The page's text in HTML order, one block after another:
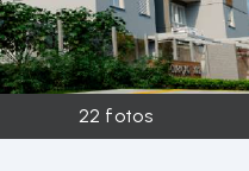
22 fotos